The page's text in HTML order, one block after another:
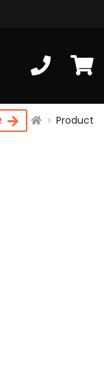
Product